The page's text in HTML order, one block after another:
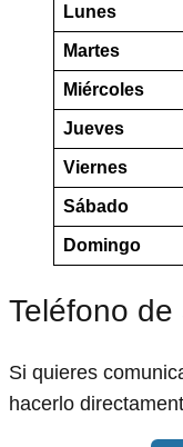
Lunes
Martes
Miércoles
Jueves
Viernes
Sábado
Domingo
Teléfono de
Si quieres
hacerlo